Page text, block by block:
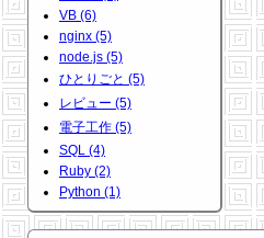
VB (6)
nginx (5)
node.js (5)
ひとりごと (5)
レビュー (5)
電子工作 (5)
SQL (4)
Ruby (2)
Python (1)